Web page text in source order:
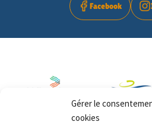
Gérer le
cookies
Facebook